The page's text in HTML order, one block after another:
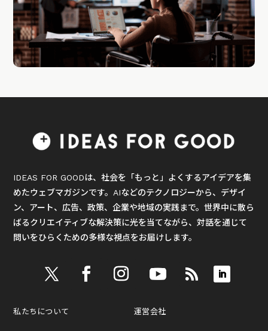
IDEAS FOR GOODは、社会を「もっと」よくするアイデアを集
めたウェブマガジンです。AIなどのテクノロジーから、デザイ
ン、アート、広告、政策、企業や地域の実践まで。世界中に散ら
ばるクリエイティブな解決策に光を当てながら、対話を通じて
問いをひらくための多様な視点をお届けします。
私たちについて 運営会社